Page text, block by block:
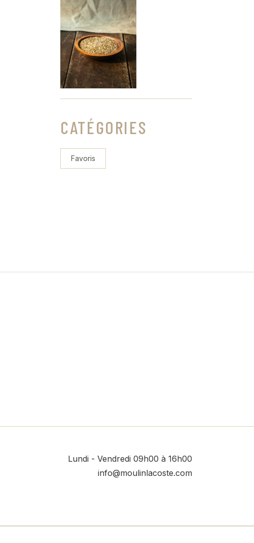
CATÉGORIES
Favoris
Lundi - Vendredi 09h00 à 16h00
info@moulinlacoste.com